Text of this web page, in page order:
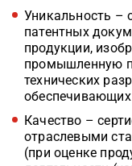
Уникальность –
патентных
продукции,
промышленную
технических
обеспечивающих
Качество –
отраслевыми
(при оценке